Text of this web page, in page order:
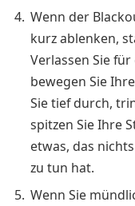
Wenn der
kurz ablenken,
Verlassen Sie
bewegen Sie
Sie tief durch,
spitzen Sie Ihre
etwas, das
zu tun hat.
Wenn Sie